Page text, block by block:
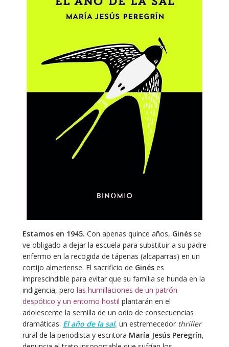
Estamos en 1945. Con apenas quince años, Ginésse
ve obligado a dejar la escuela para substituir a su padre
enfermo en la recogida de tápenas (alcaparras) en un
cortijo almeriense. El sacrificio de Ginéses
imprescindible para evitar que su familia se hunda en la
indigencia, pero las humillaciones de un patrón
despótico y un entorno hostil plantarán en el
adolescente la semilla de un odio de consecuencias
dramáticas. El año de la sal, un estremecedor thriller
rural de la periodista y escritora María Jesús Peregrín,